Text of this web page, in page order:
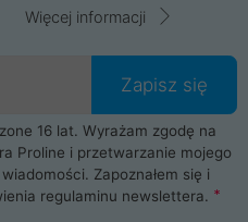
Więcej informacji
Zapisz się
16 lat. Wyrażam zgodę na
Proline i przetwarzanie mojego
Zapoznałem się i
regulaminu newslettera.